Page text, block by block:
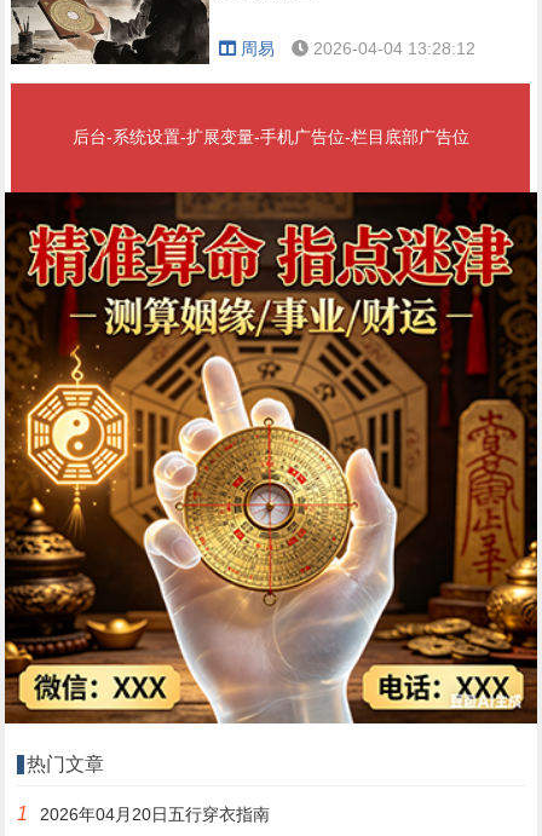
周易 2026-04-04 13:28:12
后台-系统设置-扩展变量-手机广告位-栏目底部广告位
热门文章
1 2026年04月20日五行穿衣指南